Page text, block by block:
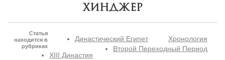
Хинджер
Статья
находится в
рубриках
Хронология
Династический Египет
Второй Переходный Период
XIII Династия